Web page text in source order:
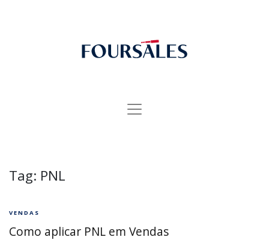
Tag: PNL
VENDAS
Como aplicar PNL em Vendas